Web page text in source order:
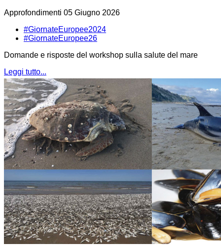
Approfondimenti 05 Giugno 2026
#GiornateEuropee2024
#GiornateEuropee26
Domande e risposte del workshop sulla salute del mare
Leggi tutto...